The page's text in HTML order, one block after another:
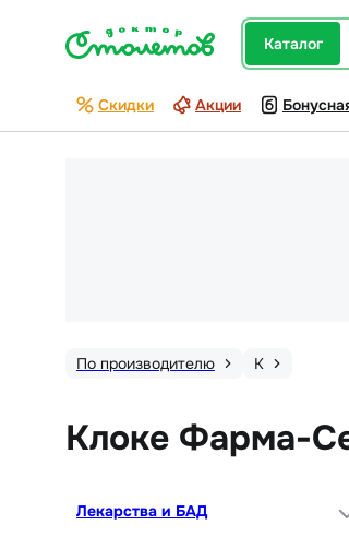
каталог
Скидки Акции
По производителю К
Клоке Фарма-
Лекарства и БАД